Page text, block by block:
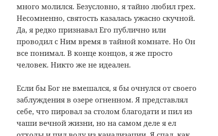
много молился. Безусловно, я тайно любил грех.
Несомненно, святость казалась ужасно скучной.
Да, я редко признавал Его публично или
проводил с Ним время в тайной комнате. Но Он
все понимал. В конце концов, я же просто
человек. Никто же не идеален.
Если бы Бог не вмешался, я бы очнулся от своего
заблуждения в озере огненном. Я представлял
себе, что пировал за столом благодати и пил из
чаши вечной жизни, но на самом деле я ел